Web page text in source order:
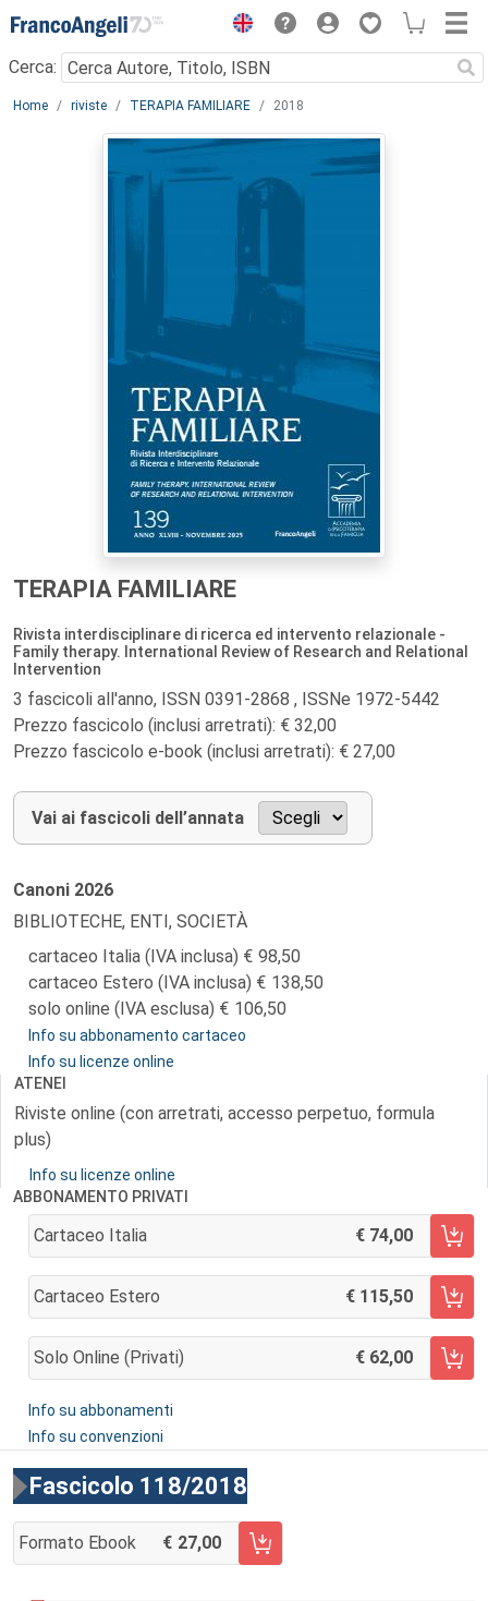
Menu
Cerca:
Main content
Home riviste TERAPIA FAMILIARE 2018
TERAPIA FAMILIARE
Rivista interdisciplinare di ricerca ed intervento relazionale -
Family therapy. International Review of Research and Relational
Intervention
3 fascicoli all'anno, ISSN 0391-2868 , ISSNe 1972-5442
Prezzo fascicolo (inclusi arretrati): € 32,00
Prezzo fascicolo e-book (inclusi arretrati): € 27,00
Vai ai fascicoli dell’annata
Canoni 2026
BIBLIOTECHE, ENTI, SOCIETÀ
cartaceo Italia (IVA inclusa)
98,50
cartaceo Estero (IVA inclusa)
138,50
solo online (IVA esclusa)
106,50
Info su abbonamento cartaceo
Info su licenze online
ATENEI
Riviste online (con arretrati, accesso perpetuo, formula
plus)
Info su licenze online
ABBONAMENTO PRIVATI
Cartaceo Italia 74,00
AGGIUNGI AL CARRELLO
Cartaceo Estero 115,50
AGGIUNGI AL CARRELLO
Solo Online (privati) 62,00
AGGIUNGI AL CARRELLO
Info su abbonamenti
Info su convenzioni
Fascicolo 118/2018
Formato Ebook 27,00
AGGIUNGI AL CARRELLO FASCICOLO 118/2018